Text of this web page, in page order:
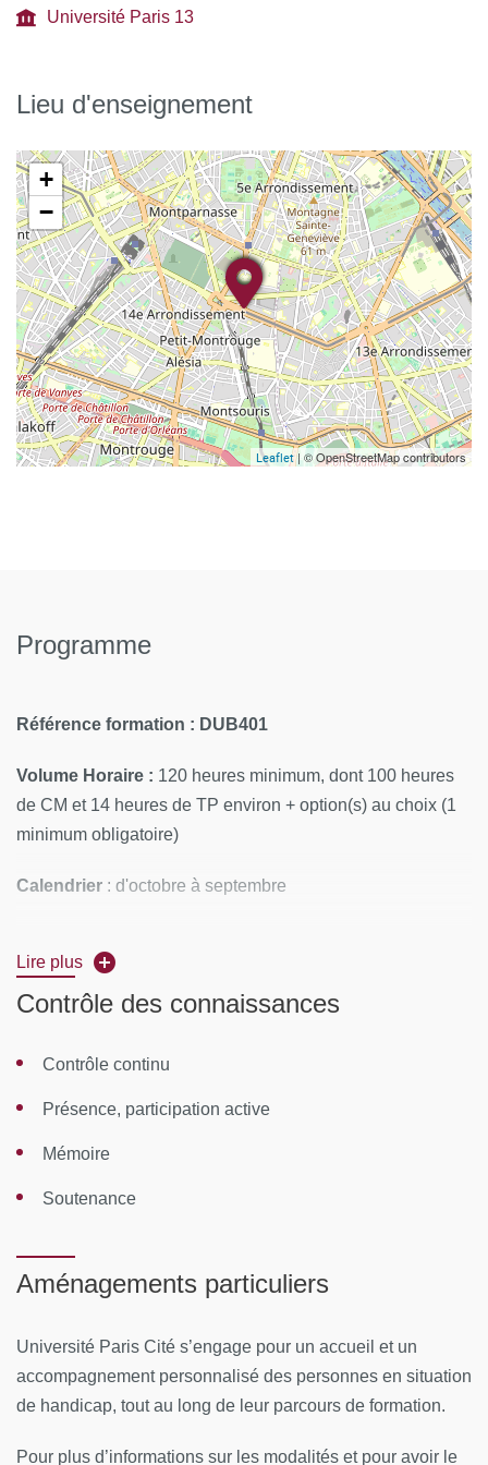
Université Paris 13
Lieu d'enseignement
+
−
Leaflet| © OpenStreetMap contributors
Programme
Référence formation : DUB401
Volume Horaire : 120 heures minimum, dont 100 heures
de CM et 14 heures de TP environ + option(s) au choix (1
minimum obligatoire)
Calendrier : d'octobre à septembre
travaux 25 Juin 2027, soutenance 3 Sept 2027
Rythme :2 à 4 jours par mois (vendredi et samedi) entre
Lieux :
Maison des Adolescents de Cochin, 97 boulevard
Saint-Jacques, 75014 Paris
CONTENUS PÉDAGOGIQUES
(Responsable : Y. Mouchenik)
Introduction : anthropologie et clinique / Introduction au
concept de culture en anthropologie / Historique et
Lire plus
Contrôle des connaissances
Contrôle continu
Présence, participation active
Mémoire
Soutenance
Aménagements particuliers
Université Paris Cité s’engage pour un accueil et un
accompagnement personnalisé des personnes en situation
de handicap, tout au long de leur parcours de formation.
Pour plus d’informations sur les modalités et pour avoir le